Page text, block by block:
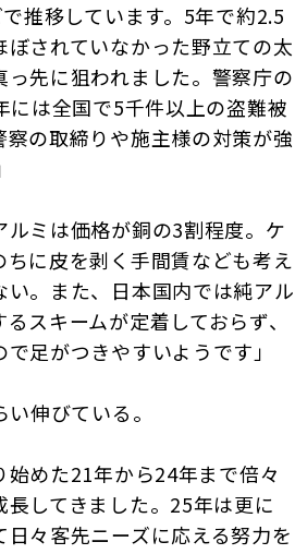
推移しています。5年で約2.5
されていなかった野立ての太
っ先に狙われました。警察庁の
には全国で5千件以上の盗難被
察の取締りや施主様の対策が強
ルミは価格が銅の3割程度。ケ
ちに皮を剥く手間賃なども考え
い。また、日本国内では純アル
スキームが定着しておらず、
足がつきやすいようです」
い伸びている。
始めた21年から24年まで倍々
長してきました。25年は更に
々客先ニーズに応える努力を